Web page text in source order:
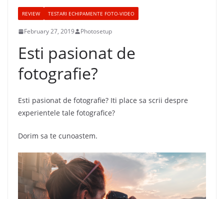
REVIEW TESTARI ECHIPAMENTE FOTO-VIDEO
February 27, 2019 Photosetup
Esti pasionat de
fotografie?
Esti pasionat de fotografie? Iti place sa scrii despre
experientele tale fotografice?
Dorim sa te cunoastem.